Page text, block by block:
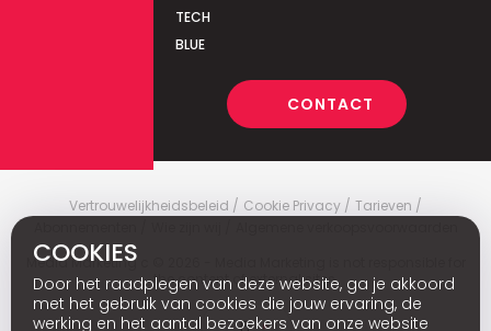
TECH
BLUE
CONTACT
Vertrouwelijkheidsbeleid Cookie Privacy
Tarieven
Media Marketing
the content of external sites.
Fr
COOKIES
Door het raadplegen van deze website, ga je akkoord
met het gebruik van cookies die jouw ervaring, de
werking en het aantal bezoekers van onze website